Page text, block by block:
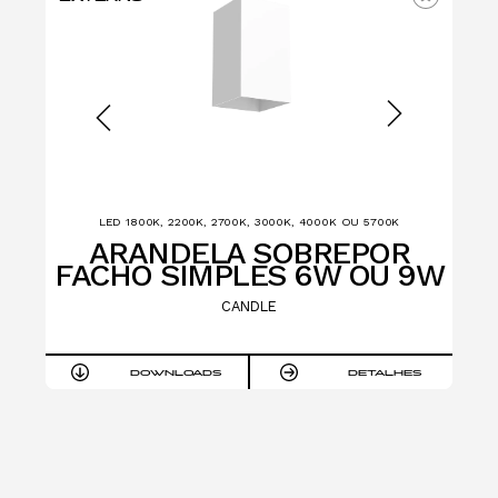
LED 1800K, 2200K, 2700K, 3000K, 4000K OU 5700K
ARANDELA SOBREPOR
FACHO SIMPLES 6W OU 9W
CANDLE
DOWNLOADS DETALHES